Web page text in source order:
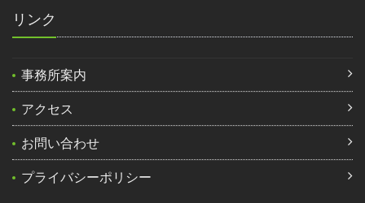
リンク
事務所案内
アクセス
お問い合わせ
プライバシーポリシー